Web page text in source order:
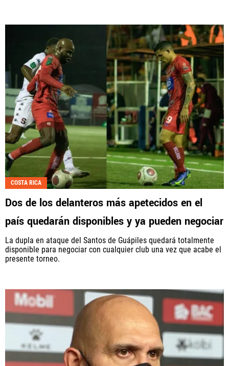
COSTA RICA
Dos de los delanteros más apetecidos en el
país quedarán disponibles y ya pueden negociar
La dupla en ataque del Santos de Guápiles quedará totalmente
disponible para negociar con cualquier club una vez que acabe el
presente torneo.